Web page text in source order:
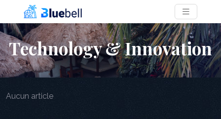
Technology & Innovation
Aucun article